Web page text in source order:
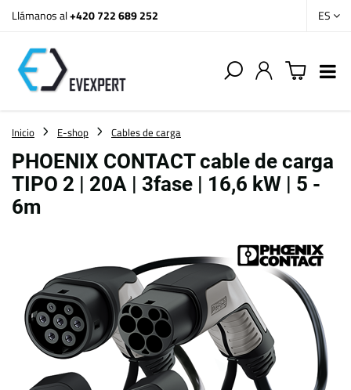
Llámanos al+420 722 689 252 ES
Inicio E-shop Cables de carga
PHOENIX CONTACT cable de carga
TIPO 2 | 20A | 3fase | 16,6 kW | 5 -
6m